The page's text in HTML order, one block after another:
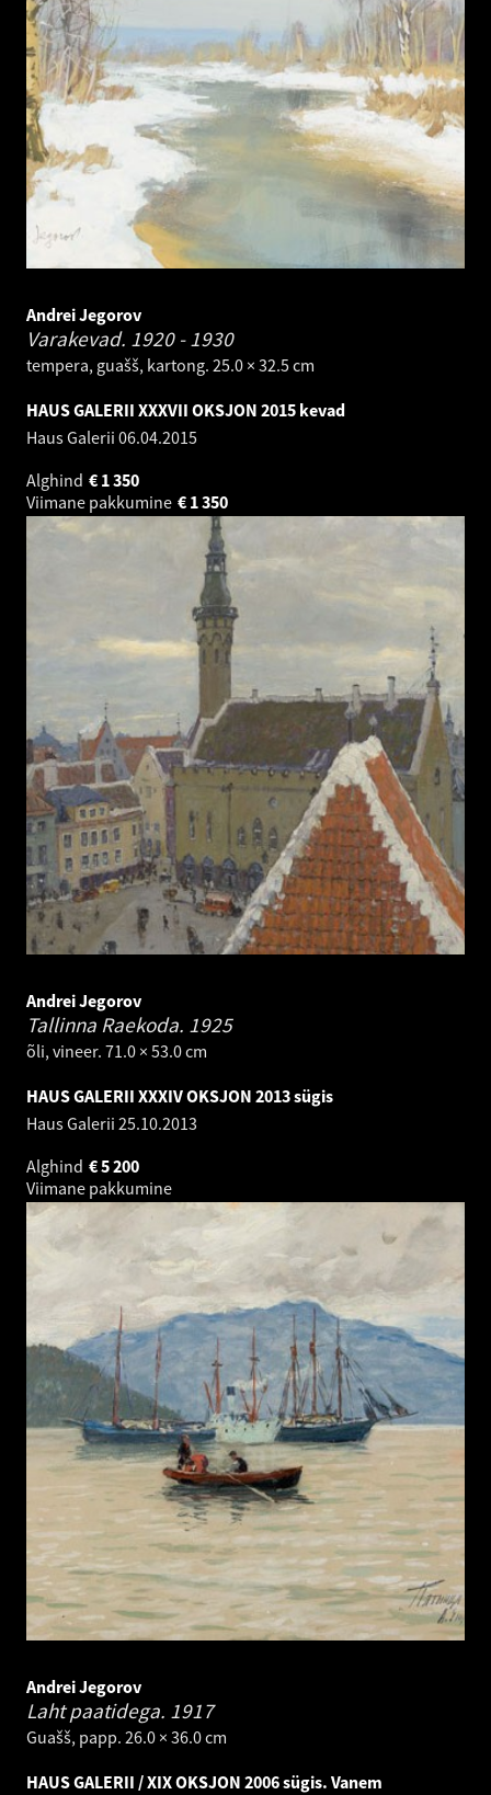
Andrei Jegorov
Varakevad. 1920 - 1930
tempera, guašš, kartong. 25.0 × 32.5 cm
HAUS GALERII XXXVII OKSJON 2015 kevad
Haus Galerii 06.04.2015
Alghind
1 350
€
Viimane pakkumine
1 350
€
Andrei Jegorov
Tallinna Raekoda. 1925
õli, vineer. 71.0 × 53.0 cm
HAUS GALERII XXXIV OKSJON 2013 sügis
Haus Galerii 25.10.2013
Alghind
5 200
€
Viimane pakkumine
Andrei Jegorov
Laht paatidega. 1917
Guašš, papp. 26.0 × 36.0 cm
HAUS GALERII / XIX OKSJON 2006 sügis. Vanem